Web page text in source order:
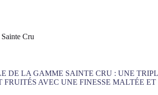
Cru
DE LA GAMME SAINTE CRU : UNE
FRUITÉS AVEC UNE FINESSE MALTÉE